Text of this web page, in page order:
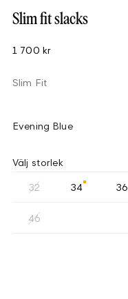
Slim fit slacks
1 700 kr
Slim Fit
Evening Blue
Välj storlek
32 34 36
46